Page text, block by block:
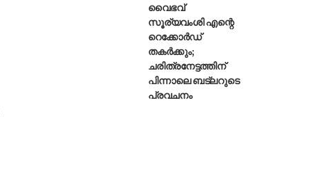
വൈഭവ്
സൂര്യവംശി എന്റെ
റെക്കോർഡ്
തകർക്കും;
ചരിത്രനേട്ടത്തിന്
പിന്നാലെ ബട്‌ലറുടെ
പ്രവചനം